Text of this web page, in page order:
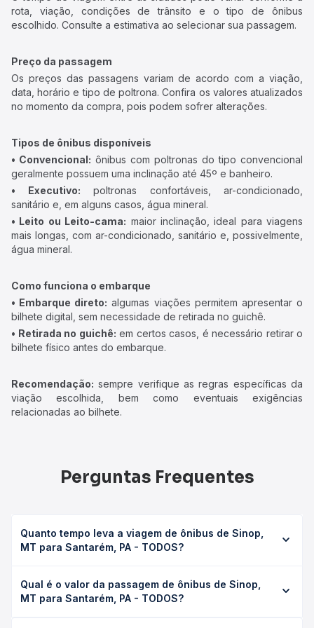
rota, viação, condições de trânsito e o tipo de ônibus
escolhido. Consulte a estimativa ao selecionar sua passagem.
Preço da passagem
Os preços das passagens variam de acordo com a viação,
data, horário e tipo de poltrona. Confira os valores atualizados
no momento da compra, pois podem sofrer alterações.
Tipos de ônibus disponíveis
• Convencional: ônibus com poltronas do tipo convencional
geralmente possuem uma inclinação até 45º e banheiro.
• Executivo: poltronas confortáveis, ar-condicionado,
sanitário e, em alguns casos, água mineral.
• Leito ou Leito-cama: maior inclinação, ideal para viagens
mais longas, com ar-condicionado, sanitário e, possivelmente,
água mineral.
Como funciona o embarque
• Embarque direto: algumas viações permitem apresentar o
bilhete digital, sem necessidade de retirada no guichê.
• Retirada no guichê: em certos casos, é necessário retirar o
bilhete físico antes do embarque.
Recomendação: sempre verifique as regras específicas da
viação escolhida, bem como eventuais exigências
relacionadas ao bilhete.
Perguntas Frequentes
Quanto tempo leva a viagem de ônibus de Sinop,
MT para Santarém, PA - TODOS?
TODOS leva em média 27h 27min, podendo variar
conforme a viação, o tipo de serviço (convencional,
Qual é o valor da passagem de ônibus de Sinop,
MT para Santarém, PA - TODOS?